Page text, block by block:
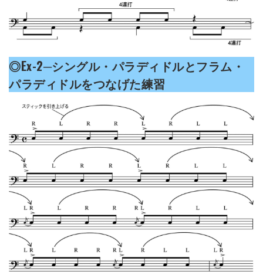
◎Ex-2─シングル・パラディドルとフラム・
パラディドルをつなげた練習